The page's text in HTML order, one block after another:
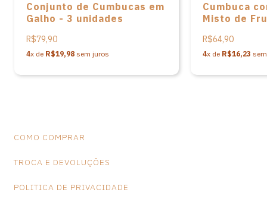
Conjunto de Cumbucas em
Galho - 3 unidades
R$79,90
4x de R$19,98 sem juros
Cumbuca
Misto de
R$64,90
4x de R$16,23
COMO COMPRAR
TROCA E DEVOLUÇÕES
POLITICA DE PRIVACIDADE